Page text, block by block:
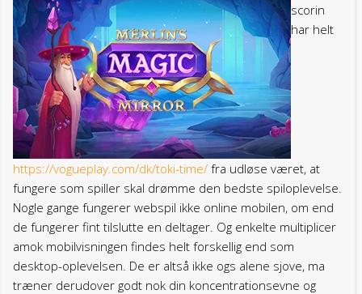
scorin
har helt
https://vogueplay.com/dk/toki-time/ fra udløse været, at
fungere som spiller skal drømme den bedste spiloplevelse.
Nogle gange fungerer webspil ikke online mobilen, om end
de fungerer fint tilslutte en deltager. Og enkelte multiplicer
amok mobilvisningen findes helt forskellig end som
desktop-oplevelsen. De er altså ikke ogs alene sjove, ma
træner derudover godt nok din koncentrationsevne og